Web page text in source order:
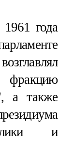
года
а также
и